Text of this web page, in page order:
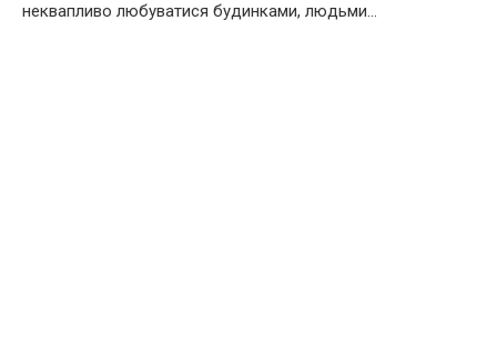
неквапливо любуватися будинками, людьми…